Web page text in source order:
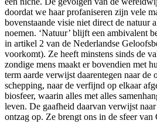
doordat we haar profaniseren zijn vele
bovenstaande visie niet direct de natuur
noemen. ‘Natuur’ blijft een ambivalent
in artikel 2 van de Nederlandse
voorkomt). Ze heeft minstens sinds de
zondige mens maakt er bovendien met
term aarde verwijst daarentegen naar de
schepping, naar de verfijnd op elkaar
biosfeer, waarin alles met alles
leven. De gaafheid daarvan verwijst
ontzag op. Ze brengt ons in de sfeer van